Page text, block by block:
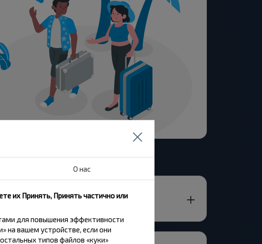
ОБЛ.-Логишин?
О нас
их Принять, Принять частично или
для повышения эффективности
на вашем устройстве, если они
типов файлов «куки»